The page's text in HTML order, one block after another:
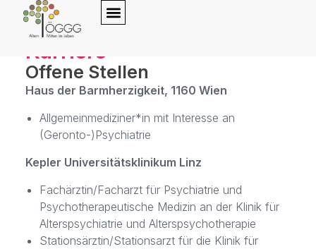
Karriere
Offene Stellen
Haus der Barmherzigkeit, 1160 Wien
Allgemeinmediziner*in mit Interesse an
(Geronto-)Psychiatrie
Kepler Universitätsklinikum Linz
Fachärztin/Facharzt für Psychiatrie und
Psychotherapeutische Medizin an der Klinik für
Alterspsychiatrie und Alterspsychotherapie
Stationsärztin/Stationsarzt für die Klinik für